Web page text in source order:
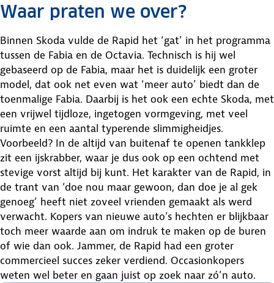
Waar praten we over?
Binnen Skoda vulde de Rapid het ‘gat’ in het programma
tussen de Fabia en de Octavia. Technisch is hij wel
gebaseerd op de Fabia, maar het is duidelijk een groter
model, dat ook net even wat ‘meer auto’ biedt dan de
toenmalige Fabia. Daarbij is het ook een echte Skoda, met
een vrijwel tijdloze, ingetogen vormgeving, met veel
ruimte en een aantal typerende slimmigheidjes.
Voorbeeld? In de altijd van buitenaf te openen tankklep
zit een ijskrabber, waar je dus ook op een ochtend met
stevige vorst altijd bij kunt. Het karakter van de Rapid, in
de trant van ‘doe nou maar gewoon, dan doe je al gek
genoeg’ heeft niet zoveel vrienden gemaakt als werd
verwacht. Kopers van nieuwe auto’s hechten er blijkbaar
toch meer waarde aan om indruk te maken op de buren
of wie dan ook. Jammer, de Rapid had een groter
commercieel succes zeker verdiend. Occasionkopers
weten wel beter en gaan juist op zoek naar zó’n auto.